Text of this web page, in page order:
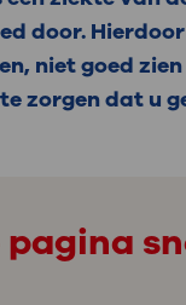
Uw
Uw
u zelf meer
door.
niet goed
zorgen dat u